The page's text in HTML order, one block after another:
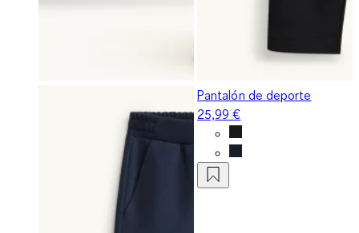
Pantalón de deporte
25,99 €